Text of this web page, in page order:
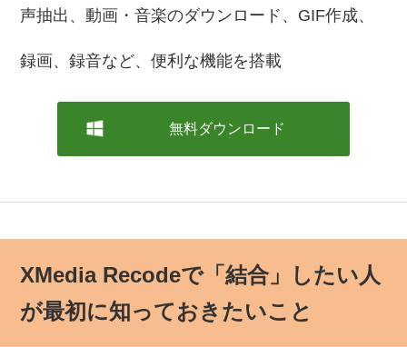
声抽出、動画・音楽のダウンロード、GIF作成、
録画、録音など、便利な機能を搭載
無料ダウンロード
XMedia Recodeで「結合」したい人
が最初に知っておきたいこと